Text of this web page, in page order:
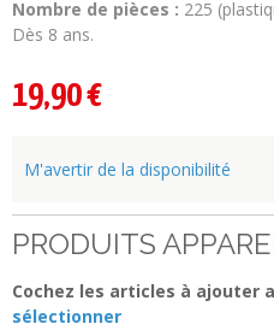
Nombre de pièces : 225
Dès 8 ans.
19,90 €
M'avertir de la disponibilité
PRODUITS
Cochez les articles à ajouter
sélectionner